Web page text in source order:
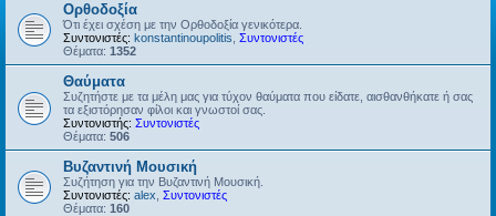
Ορθοδοξία
Ότι έχει σχέση με την Ορθοδοξία γενικότερα.
Συντονιστές: konstantinoupolitis Συντονιστές
Θέματα: 1352
Θαύματα
Συζητήστε με τα μέλη μας για τύχον θαύματα που είδατε, αισθανθήκατε ή σας
τα εξιστόρησαν φίλοι και γνωστοί σας.
Συντονιστής: Συντονιστές
Θέματα: 506
Βυζαντινή Μουσική
Συζήτηση για την Βυζαντινή Μουσική.
Συντονιστές: alex Συντονιστές
Θέματα: 160